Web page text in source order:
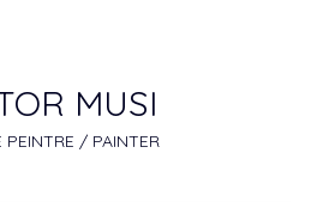
MUSI
PEINTRE / PAINTER